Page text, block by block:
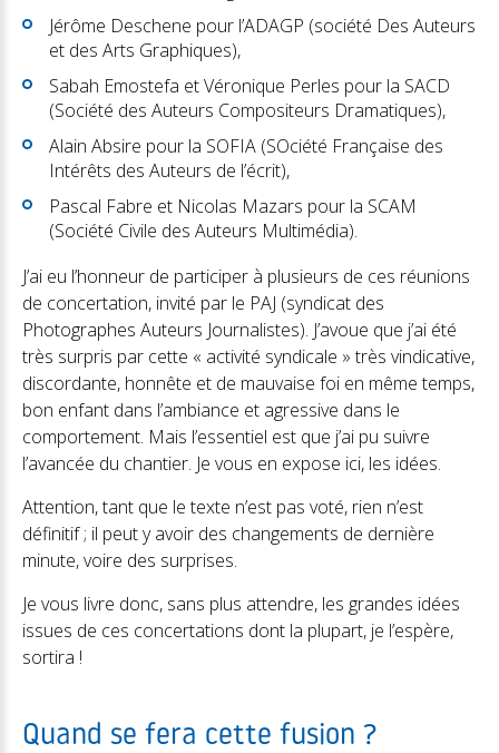
Jérôme Deschene pour l’ADAGP (société Des Auteurs
et des Arts Graphiques),
Sabah Emostefa et Véronique Perles pour la SACD
(Société des Auteurs Compositeurs Dramatiques),
Alain Absire pour la SOFIA (SOciété Française des
Intérêts des Auteurs de l’écrit),
Pascal Fabre et Nicolas Mazars pour la SCAM
(Société Civile des Auteurs Multimédia).
J’ai eu l’honneur de participer à plusieurs de ces réunions
de concertation, invité par le PAJ (syndicat des
Photographes Auteurs Journalistes). J’avoue que j’ai été
très surpris par cette « activité syndicale » très vindicative,
discordante, honnête et de mauvaise foi en même temps,
bon enfant dans l’ambiance et agressive dans le
comportement. Mais l’essentiel est que j’ai pu suivre
l’avancée du chantier. Je vous en expose ici, les idées.
Attention, tant que le texte n’est pas voté, rien n’est
définitif ; il peut y avoir des changements de dernière
minute, voire des surprises.
Je vous livre donc, sans plus attendre, les grandes idées
issues de ces concertations dont la plupart, je l’espère,
sortira !
Quand se fera cette fusion ?